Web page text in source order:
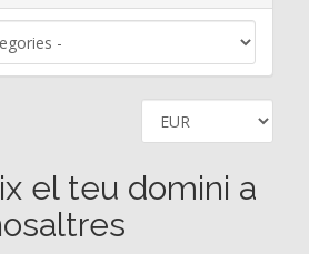
el teu domini a